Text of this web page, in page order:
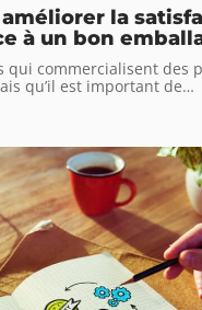
la
à un bon
qui commercialisent des
qu’il est important de…